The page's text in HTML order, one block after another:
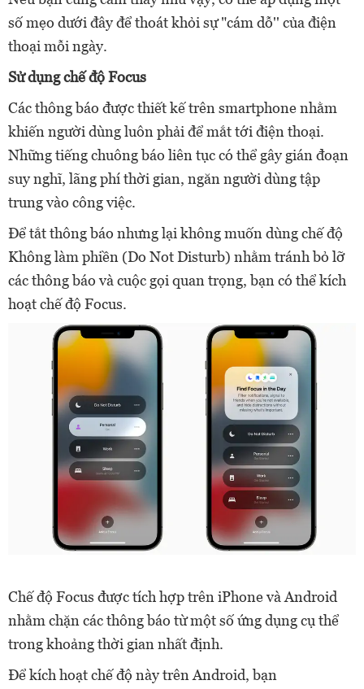
số mẹo dưới đây để thoát khỏi sự "cám dỗ'' của điện
thoại mỗi ngày.
Sử dụng chế độ Focus
Các thông báo được thiết kế trên smartphone nhằm
khiến người dùng luôn phải để mắt tới điện thoại.
Những tiếng chuông báo liên tục có thể gây gián đoạn
suy nghĩ, lãng phí thời gian, ngăn người dùng tập
trung vào công việc.
Để tắt thông báo nhưng lại không muốn dùng chế độ
Không làm phiền (Do Not Disturb) nhằm tránh bỏ lỡ
các thông báo và cuộc gọi quan trọng, bạn có thể kích
hoạt chế độ Focus.
Chế độ Focus được tích hợp trên iPhone và Android
nhằm chặn các thông báo từ một số ứng dụng cụ thể
trong khoảng thời gian nhất định.
Để kích hoạt chế độ này trên Android, bạn